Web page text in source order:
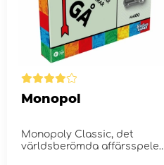
Monopol
Monopoly Classic, det
världsberömda affärsspelet